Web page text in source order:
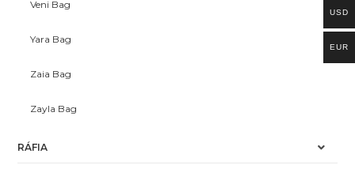
Veni Bag
Yara Bag
Zaia Bag
Zayla Bag
RÁFIA
USD
EUR